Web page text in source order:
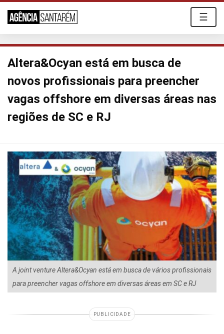
☰
Altera&Ocyan está em busca de
novos profissionais para preencher
vagas offshore em diversas áreas nas
regiões de SC e RJ
A joint venture Altera&Ocyan está em busca de vários profissionais
para preencher vagas offshore em diversas áreas em SC e RJ
PUBLICIDADE